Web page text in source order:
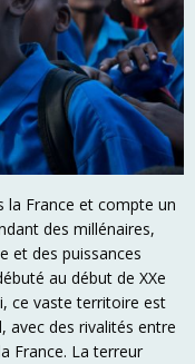
la France et compte un
des millénaires,
et des puissances
au début de XXe
ce vaste territoire est
avec des rivalités entre
France. La terreur